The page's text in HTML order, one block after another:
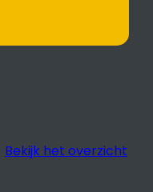
Bekijk het overzicht